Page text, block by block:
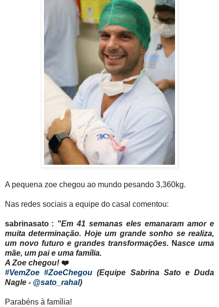
A pequena zoe chegou ao mundo pesando 3,360kg.
Nas redes sociais a equipe do casal comentou:
sabrinasato : "Em 41 semanas eles emanaram amor e
muita determinação. Hoje um grande sonho se realiza,
um novo futuro e grandes transformações. Nasce uma
mãe, um pai e uma família.
A Zoe chegou! ❤️
#VemZoe #ZoeChegou (Equipe Sabrina Sato e Duda
Nagle - @sato_rahal)
Parabéns à família!